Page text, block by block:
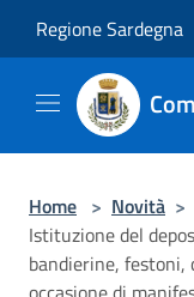
Regione Sardegna
Home > Novità >
Istituzione del
bandierine, festoni,